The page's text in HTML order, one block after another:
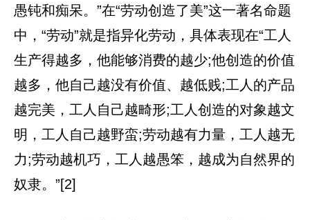
愚钝和痴呆。”在“劳动创造了美”这一著名命题
中，“劳动”就是指异化劳动，具体表现在“工人
生产得越多，他能够消费的越少;他创造的价值
越多，他自己越没有价值、越低贱;工人的产品
越完美，工人自己越畸形;工人创造的对象越文
明，工人自己越野蛮;劳动越有力量，工人越无
力;劳动越机巧，工人越愚笨，越成为自然界的
奴隶。”[2]